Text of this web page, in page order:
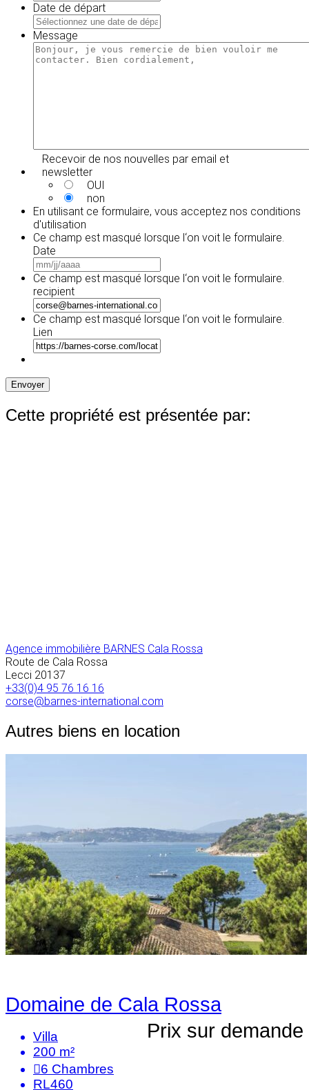
JJ
slash
AAAA
Date de départ
JJ
slash
Message
Recevoir de nos nouvelles par email et
newsletter
OUI
non
En utilisant ce formulaire, vous acceptez nos conditions
d'utilisation
Ce champ est masqué lorsque l‘on voit le formulaire.
Date
slash
slash
AAAA
Ce champ est masqué lorsque l‘on voit le formulaire.
recipient
Ce champ est masqué lorsque l‘on voit le formulaire.
Lien
Envoyer
Cette propriété est présentée par:
Agence immobilière BARNES Cala Rossa
Route de Cala Rossa
Lecci 20137
+33(0)4 95 76 16 16
corse@barnes-international.com
Autres biens en location
Domaine de Cala Rossa
Prix sur demande
Villa
200 m²
6 Chambres
RL460